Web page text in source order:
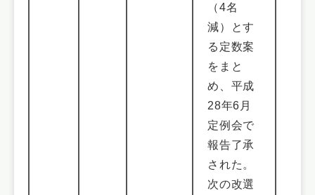
（4名
減）とす
る定数案
をまと
め、平成
28年6月
定例会で
報告了承
された。
次の改選